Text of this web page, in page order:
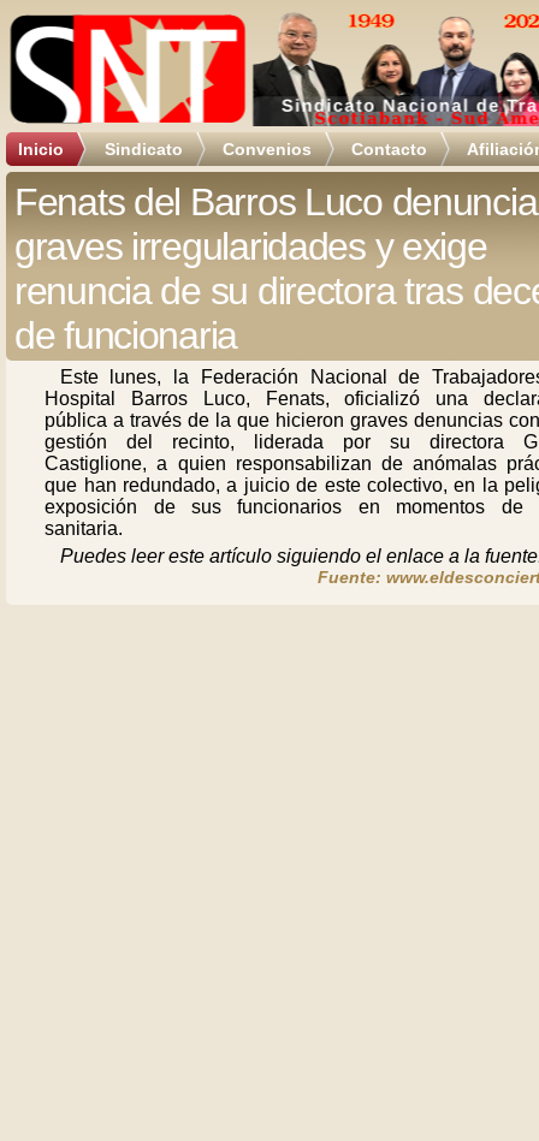
Inicio Sindicato Convenios Contacto
Fenats del Barros Luco denuncia
graves irregularidades y exige
renuncia de su directora tras
de funcionaria
Este lunes, la Federación Nacional de
Hospital Barros Luco, Fenats, oficializó una
pública a través de la que hicieron graves denuncias
gestión del recinto, liderada por su directora
Castiglione, a quien responsabilizan de anómalas
que han redundado, a juicio de este colectivo, en la
exposición de sus funcionarios en momentos de
sanitaria.
Puedes leer este artículo siguiendo el enlace a la
Fuente: